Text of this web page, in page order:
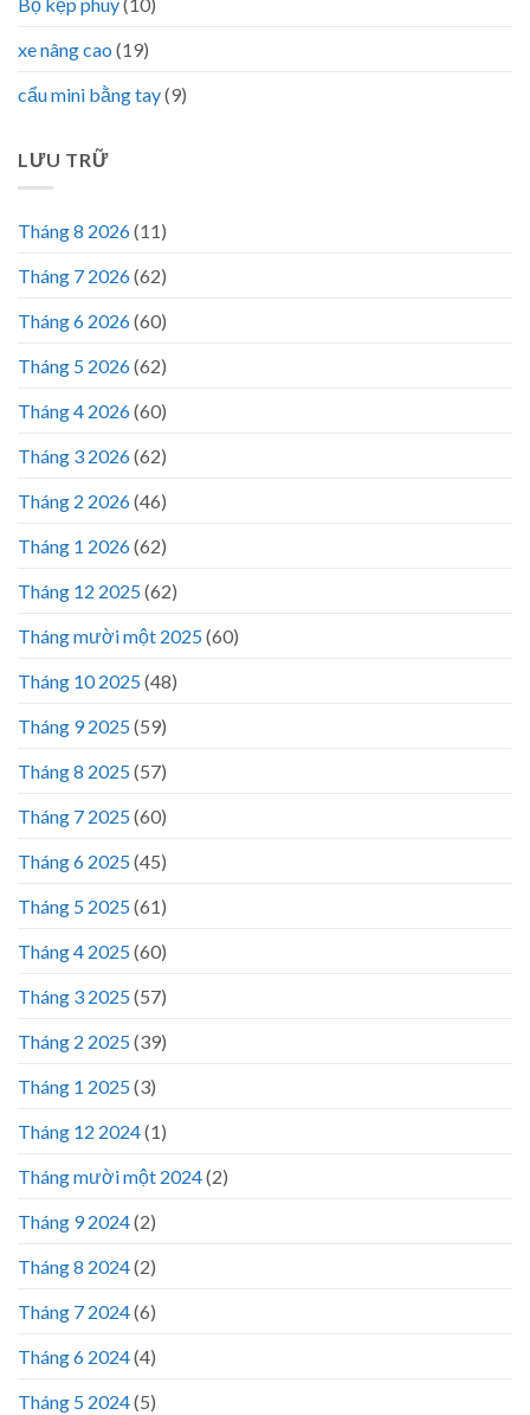
xe nâng cao (19)
cẩu mini bằng tay(9)
LƯU TRỮ
Tháng 8 2026(11)
Tháng 7 2026(62)
Tháng 6 2026(60)
Tháng 5 2026(62)
Tháng 4 2026(60)
Tháng 3 2026(62)
Tháng 2 2026(46)
Tháng 1 2026(62)
Tháng 12 2025(62)
Tháng mười một 2025(60)
Tháng 10 2025(48)
Tháng 9 2025(59)
Tháng 8 2025(57)
Tháng 7 2025(60)
Tháng 6 2025(45)
Tháng 5 2025(61)
Tháng 4 2025(60)
Tháng 3 2025(57)
Tháng 2 2025(39)
Tháng 1 2025(3)
Tháng 12 2024(1)
Tháng mười một 2024(2)
Tháng 9 2024(2)
Tháng 8 2024(2)
Tháng 7 2024(6)
Tháng 6 2024(4)
Tháng 5 2024(5)